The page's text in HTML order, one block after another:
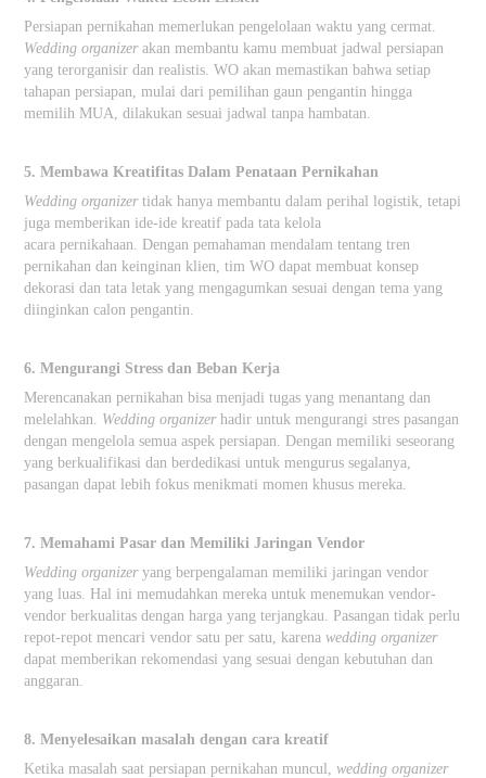
Persiapan pernikahan memerlukan pengelolaan waktu yang cermat.
Wedding organizerakan membantu kamu membuat jadwal persiapan
yang terorganisir dan realistis. WO akan memastikan bahwa setiap
tahapan persiapan, mulai dari pemilihan gaun pengantin hingga
memilih MUA, dilakukan sesuai jadwal tanpa hambatan.
5. Membawa Kreatifitas Dalam Penataan Pernikahan
Wedding organizertidak hanya membantu dalam perihal logistik, tetapi
juga memberikan ide-ide kreatif pada tata kelola
acara pernikahaan. Dengan pemahaman mendalam tentang tren
pernikahan dan keinginan klien, tim WO dapat membuat konsep
dekorasi dan tata letak yang mengagumkan sesuai dengan tema yang
diinginkan calon pengantin.
6. Mengurangi Stress dan Beban Kerja
Merencanakan pernikahan bisa menjadi tugas yang menantang dan
melelahkan. Wedding organizerhadir untuk mengurangi stres pasangan
dengan mengelola semua aspek persiapan. Dengan memiliki seseorang
yang berkualifikasi dan berdedikasi untuk mengurus segalanya,
pasangan dapat lebih fokus menikmati momen khusus mereka.
7. Memahami Pasar dan Memiliki Jaringan Vendor
Wedding organizeryang berpengalaman memiliki jaringan vendor
yang luas. Hal ini memudahkan mereka untuk menemukan vendor-
vendor berkualitas dengan harga yang terjangkau. Pasangan tidak perlu
repot-repot mencari vendor satu per satu, karena wedding organizer
dapat memberikan rekomendasi yang sesuai dengan kebutuhan dan
anggaran.
8. Menyelesaikan masalah dengan cara kreatif
Ketika masalah saat persiapan pernikahan muncul, wedding organizer